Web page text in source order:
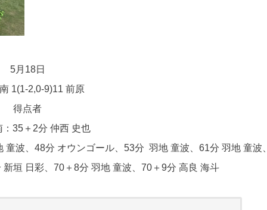
5月18日
1(1-2,0-9)11 前原
得点者
：35＋2分 仲西 史也
波、48分 オウンゴール、53分 羽地 童波、61分 羽地 童波
垣 日彩、70＋8分 羽地 童波、70＋9分 高良 海斗